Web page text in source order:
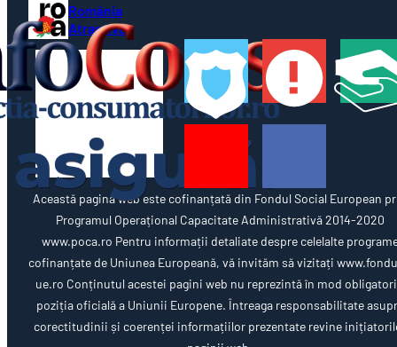
România
Atractivă
Această pagină web este cofinanțată din Fondul Social European
Programul Operațional Capacitate Administrativă 2014-2020
www.poca.ro Pentru informații detaliate despre celelalte
cofinanțate de Uniunea Europeană, vă invităm să vizitați
ue.ro Conținutul acestei pagini web nu reprezintă în mod
poziția oficială a Uniunii Europene. Întreaga responsabilitate
corectitudinii și coerenței informațiilor prezentate revine